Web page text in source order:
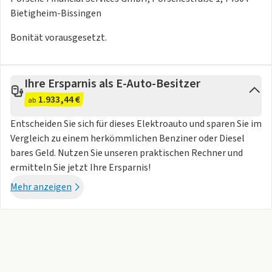
Leasingraten kann ein Risiko darstellen und wird daher
Möglichkeiten nicht übersteigen
-Getriebe: Automatik
Start-Stop-Automatik, Sportabgasanlage
-Assistenten: Verkehrszeichenerkennung, Regensensor,
Nachtsichtassistent, Lichtsensor, Notbremsassistent,
Berganfahrassistent, Abstands-/Kollisionswarner,
Spurwechselassistent, Abstandsregeltempomat
Bietigheim-Bissingen
Bonität vorausgesetzt.
Ihre Ersparnis als E-Auto-Besitzer
ab 1.933,44 €
Entscheiden Sie sich für dieses Elektroauto und sparen Sie im
Vergleich zu einem herkömmlichen Benziner oder Diesel
bares Geld. Nutzen Sie unseren praktischen Rechner und
ermitteln Sie jetzt Ihre Ersparnis!
Mehr anzeigen